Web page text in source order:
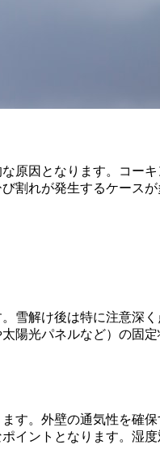
原因となります。コー
割れが発生するケース
解け後は特に注意深
陽光パネルなど）の固
。外壁の通気性を確
イントとなります。湿